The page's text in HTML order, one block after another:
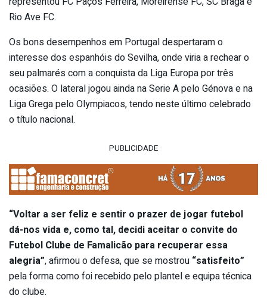
Rio Ave FC.
Os bons desempenhos em Portugal despertaram o
interesse dos espanhóis do Sevilha, onde viria a rechear o
seu palmarés com a conquista da Liga Europa por três
ocasiões. O lateral jogou ainda na Serie A pelo Génova e na
Liga Grega pelo Olympiacos, tendo neste último celebrado
o título nacional.
PUBLICIDADE
“Voltar a ser feliz e sentir o prazer de jogar futebol
dá-nos vida e, como tal, decidi aceitar o convite do
Futebol Clube de Famalicão para recuperar essa
alegria”, afirmou o defesa, que se mostrou “satisfeito”
pela forma como foi recebido pelo plantel e equipa técnica
do clube.